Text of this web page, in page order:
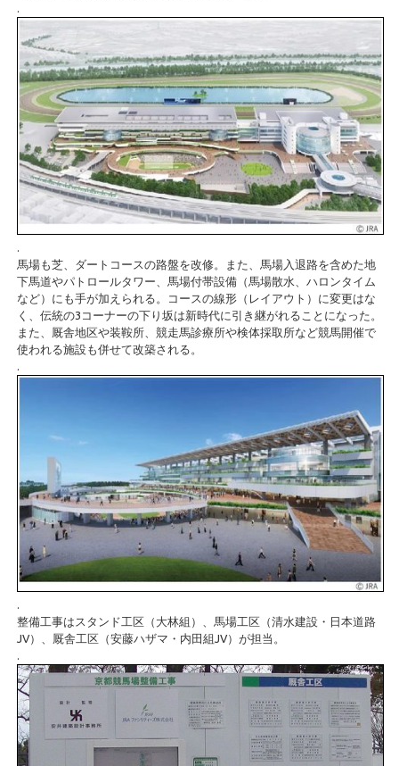
.
馬場も芝、ダートコースの路盤を改修。また、馬場入退路を含めた地
下馬道やパトロールタワー、馬場付帯設備（馬場散水、ハロンタイム
など）にも手が加えられる。コースの線形（レイアウト）に変更はな
く、伝統の3コーナーの下り坂は新時代に引き継がれることになった。
また、厩舎地区や装鞍所、競走馬診療所や検体採取所など競馬開催で
使われる施設も併せて改築される。
.
.
整備工事はスタンド工区（大林組）、馬場工区（清水建設・日本道路
JV）、厩舎工区（安藤ハザマ・内田組JV）が担当。
.